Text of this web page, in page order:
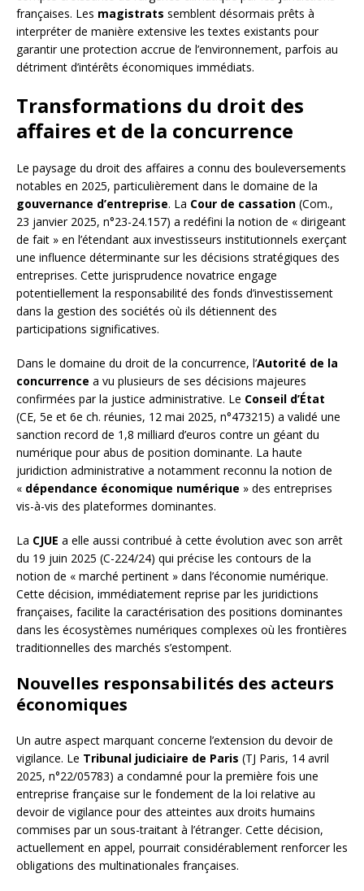
françaises. Les magistrats semblent désormais prêts à
interpréter de manière extensive les textes existants pour
garantir une protection accrue de l’environnement, parfois au
détriment d’intérêts économiques immédiats.
Transformations du droit des
affaires et de la concurrence
Le paysage du droit des affaires a connu des bouleversements
notables en 2025, particulièrement dans le domaine de la
gouvernance d’entreprise. La Cour de cassation (Com.,
23 janvier 2025, n°23-24.157) a redéfini la notion de « dirigeant
de fait » en l’étendant aux investisseurs institutionnels exerçant
une influence déterminante sur les décisions stratégiques des
entreprises. Cette jurisprudence novatrice engage
potentiellement la responsabilité des fonds d’investissement
dans la gestion des sociétés où ils détiennent des
participations significatives.
Dans le domaine du droit de la concurrence, l’Autorité de la
concurrence a vu plusieurs de ses décisions majeures
confirmées par la justice administrative. Le Conseil d’État
(CE, 5e et 6e ch. réunies, 12 mai 2025, n°473215) a validé une
sanction record de 1,8 milliard d’euros contre un géant du
numérique pour abus de position dominante. La haute
juridiction administrative a notamment reconnu la notion de
« dépendance économique numérique » des entreprises
vis-à-vis des plateformes dominantes.
La CJUE a elle aussi contribué à cette évolution avec son arrêt
du 19 juin 2025 (C-224/24) qui précise les contours de la
notion de « marché pertinent » dans l’économie numérique.
Cette décision, immédiatement reprise par les juridictions
françaises, facilite la caractérisation des positions dominantes
dans les écosystèmes numériques complexes où les frontières
traditionnelles des marchés s’estompent.
Nouvelles responsabilités des acteurs
économiques
Un autre aspect marquant concerne l’extension du devoir de
vigilance. Le Tribunal judiciaire de Paris (TJ Paris, 14 avril
2025, n°22/05783) a condamné pour la première fois une
entreprise française sur le fondement de la loi relative au
devoir de vigilance pour des atteintes aux droits humains
commises par un sous-traitant à l’étranger. Cette décision,
actuellement en appel, pourrait considérablement renforcer les
obligations des multinationales françaises.